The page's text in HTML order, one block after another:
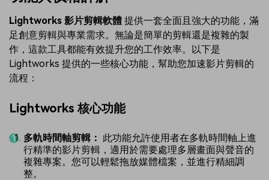
Lightworks 影片剪輯軟體 提供一套全面且強大的功能，滿
足創意剪輯與專業需求。無論是簡單的剪輯還是複雜的製
作，這款工具都能有效提升您的工作效率。以下是
Lightworks 提供的一些核心功能，幫助您加速影片剪輯的
流程：
Lightworks 核心功能
多軌時間軸剪輯： 此功能允許使用者在多軌時間軸上進
行精準的影片剪輯，適用於需要處理多層畫面與聲音的
複雜專案。您可以輕鬆拖放媒體檔案，並進行精細調
整。